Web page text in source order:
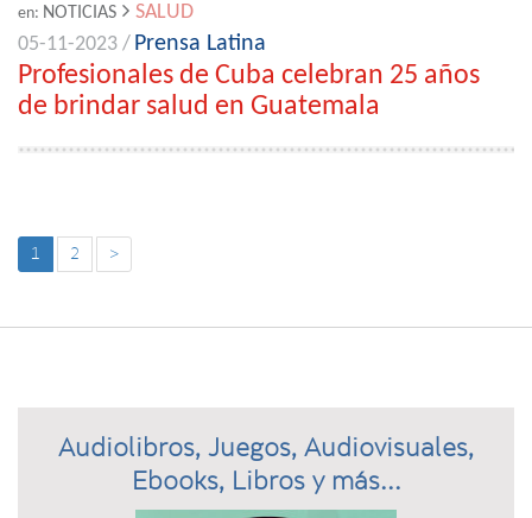
en: NOTICIAS
SALUD
05-11-2023 / Prensa Latina
Profesionales de Cuba celebran 25 años
de brindar salud en Guatemala
1 2 >
Audiolibros, Juegos, Audiovisuales,
Ebooks, Libros y más...